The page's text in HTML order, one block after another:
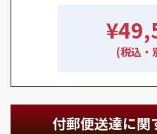
(税込・
付郵便送達に関